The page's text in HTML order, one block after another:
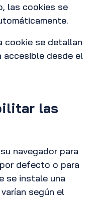
las cookies se
cookie se detallan
accesible desde el
las
navegador para
defecto o para
se instale una
según el